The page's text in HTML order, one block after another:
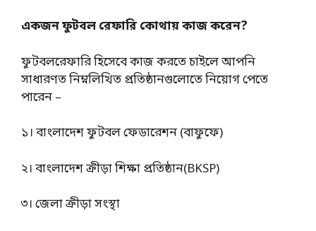
একজন ফুটবল রেফারি কোথায় কাজ করেন?
ফুটবলরেফারি হিসেবে কাজ করতে চাইলে আপনি
সাধারণত নিম্নলিখিত প্রতিষ্ঠানগুলোতে নিয়োগ পেতে
পারেন –
১। বাংলাদেশ ফুটবল ফেডারেশন (বাফুফে)
২। বাংলাদেশ ক্রীড়া শিক্ষা প্রতিষ্ঠান(BKSP)
৩। জেলা ক্রীড়া সংস্থা